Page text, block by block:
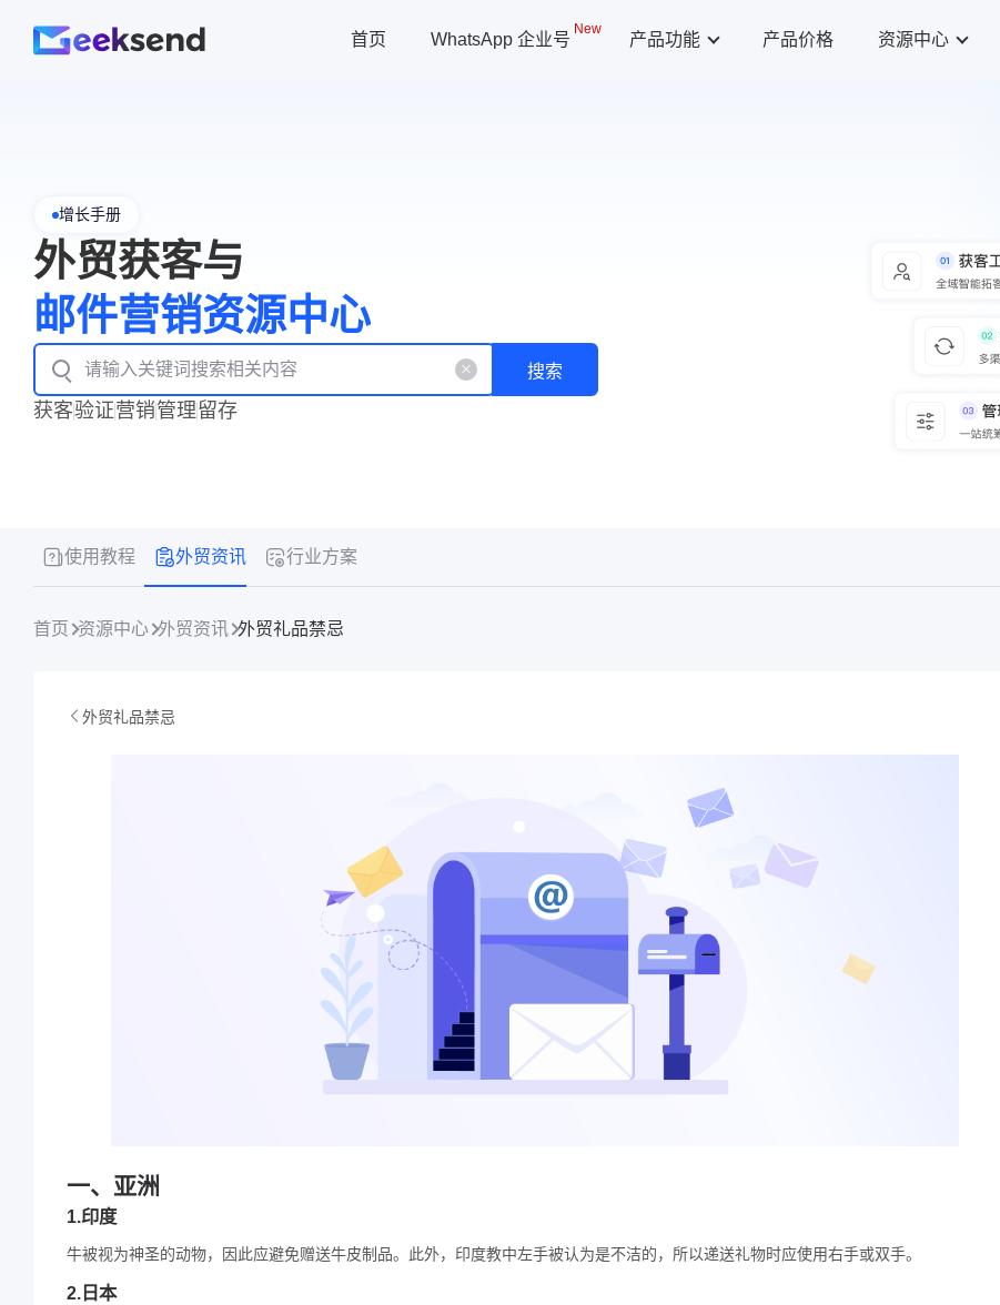
首页 WhatsApp 企业号
New
产品功能 产品价格 资源中心
增长手册
外贸获客与
邮件营销资源中心
搜索
获客验证营销管理留存
使用教程 外贸资讯 行业方案
首页 资源中心 外贸资讯 外贸礼品禁忌​
外贸礼品禁忌​
一、亚洲​
1.印度
牛被视为神圣的动物，因此应避免赠送牛皮制品。此外，印度教中左手被认为是不洁的，所以递送礼物时应使用右手或双手。​
2.日本